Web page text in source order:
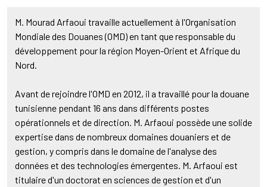
M. Mourad Arfaoui travaille actuellement à l'Organisation
Mondiale des Douanes (OMD) en tant que responsable du
développement pour la région Moyen-Orient et Afrique du
Nord.
Avant de rejoindre l'OMD en 2012, il a travaillé pour la douane
tunisienne pendant 16 ans dans différents postes
opérationnels et de direction. M. Arfaoui possède une solide
expertise dans de nombreux domaines douaniers et de
gestion, y compris dans le domaine de l'analyse des
données et des technologies émergentes. M. Arfaoui est
titulaire d'un doctorat en sciences de gestion et d'un